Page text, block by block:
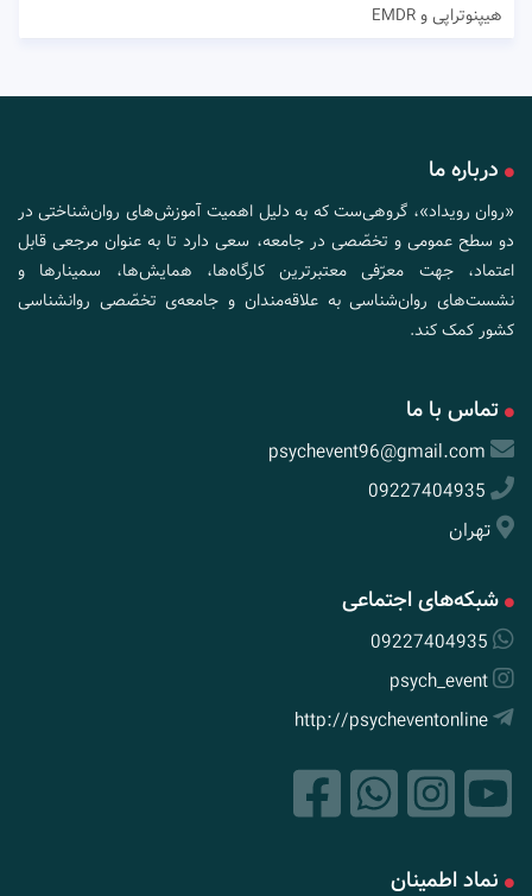
هیپنوتراپی و EMDR
درباره ما
«روان رویداد»، گروهی‌ست که به دلیل اهمیت آموزش‌های روان‌شناختی در
دو سطح عمومی و تخصّصی در جامعه، سعی دارد تا به عنوان مرجعی قابل
اعتماد، جهت معرّفی معتبرترین کارگاه‌ها، همایش‌ها، سمینارها و
نشست‌های روان‌شناسی به علاقه‌مندان و جامعه‌ی تخصّصی روانشناسی
کشور کمک کند.
تماس با ما
psychevent96@gmail.com
09227404935
تهران
شبکه‌های اجتماعی
09227404935
psych_event
http://psycheventonline
نماد اطمینان